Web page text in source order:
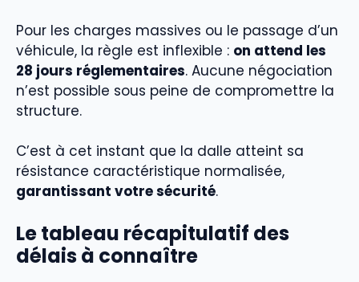
Pour les charges massives ou le passage d’un
véhicule, la règle est inflexible : on attend les
28 jours réglementaires. Aucune négociation
n’est possible sous peine de compromettre la
structure.
C’est à cet instant que la dalle atteint sa
résistance caractéristique normalisée,
garantissant votre sécurité.
Le tableau récapitulatif des
délais à connaître